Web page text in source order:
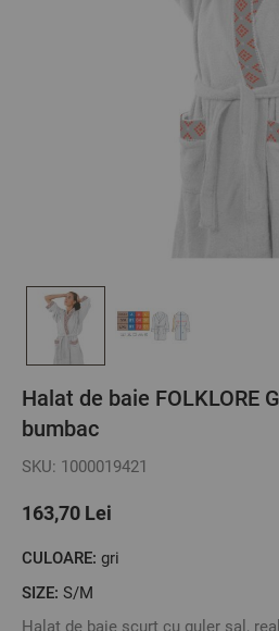
Halat de baie FOLKLORE
bumbac
SKU: 1000019421
163,70 Lei
CULOARE: gri
SIZE: S/M
Halat de baie scurt cu guler șal,